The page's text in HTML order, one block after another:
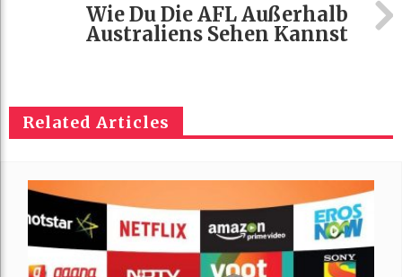
Wie Du Die AFL Außerhalb
Australiens Sehen Kannst
Related Articles